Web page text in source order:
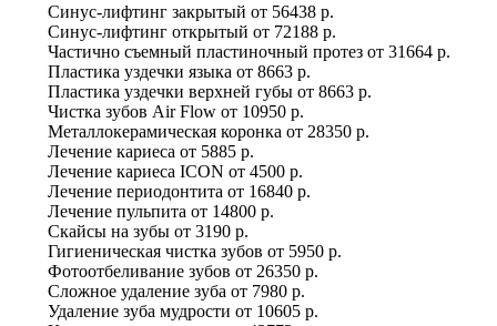
Синус-лифтинг закрытый от 56438 р.
Синус-лифтинг открытый от 72188 р.
Частично съемный пластиночный протез от 31664 р.
Пластика уздечки языка от 8663 р.
Пластика уздечки верхней губы от 8663 р.
Чистка зубов Air Flow от 10950 р.
Металлокерамическая коронка от 28350 р.
Лечение кариеса от 5885 р.
Лечение кариеса ICON от 4500 р.
Лечение периодонтита от 16840 р.
Лечение пульпита от 14800 р.
Скайсы на зубы от 3190 р.
Гигиеническая чистка зубов от 5950 р.
Фотоотбеливание зубов от 26350 р.
Сложное удаление зуба от 7980 р.
Удаление зуба мудрости от 10605 р.